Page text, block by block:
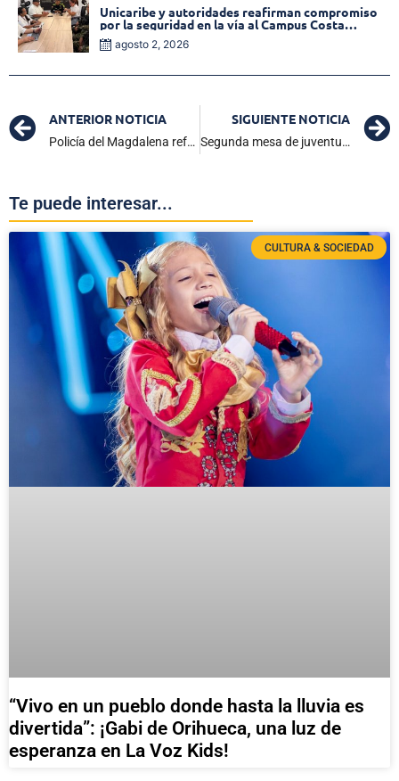
Unicaribe y autoridades reafirman compromiso
por la seguridad en la vía al Campus Costa
Verdeagosto 2, 2026
ANTERIOR NOTICIA
Policía del Magdalena refuerza la seguridad en la Zona Bananera
SIGUIENTE NOTICIA
Segunda mesa de juventud define actividades para agosto
Te puede interesar...
CULTURA & SOCIEDAD
“Vivo en un pueblo donde hasta la lluvia es
divertida”: ¡Gabi de Orihueca, una luz de
esperanza en La Voz Kids!